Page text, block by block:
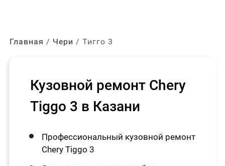
Главная Чери Тигго 3
Кузовной ремонт Chery
Tiggo 3 в Казани
Профессиональный кузовной ремонт
Chery Tiggo 3